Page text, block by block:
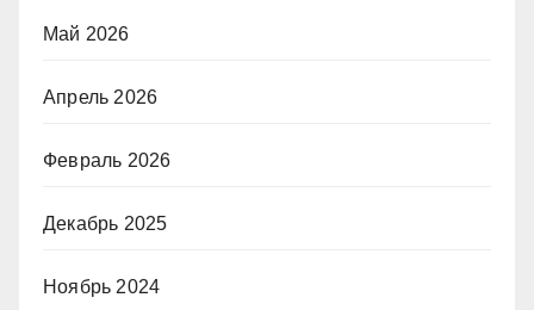
Май 2026
Апрель 2026
Февраль 2026
Декабрь 2025
Ноябрь 2024